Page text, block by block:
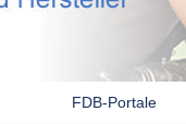
FDB-Portale